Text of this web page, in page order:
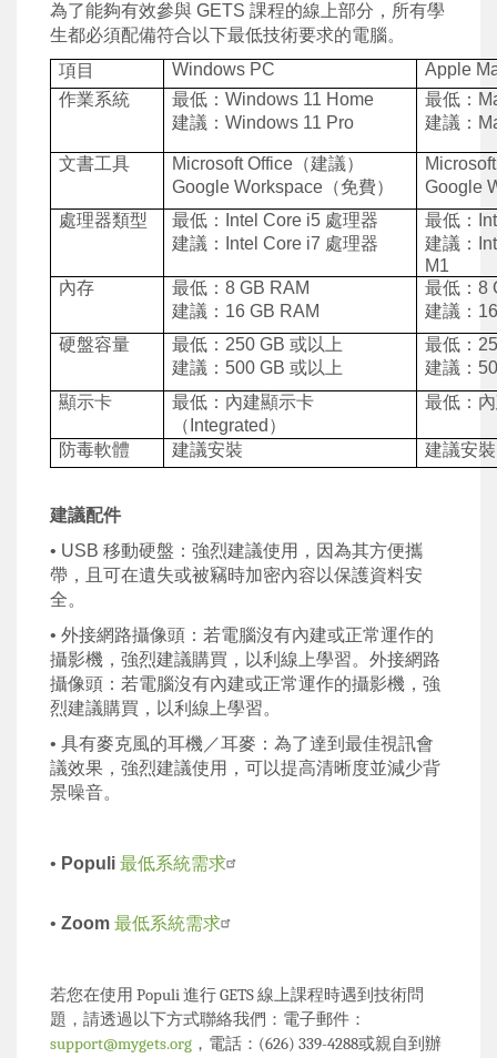
為了能夠有效參與 GETS 課程的線上部分，所有學
生都必須配備符合以下最低技術要求的電腦。
項目
Windows PC
Apple
作業系統
最低：Windows 11 Home
建議：Windows 11 Pro
最低：
建議：
文書工具 Microsoft Office （建議）
Google Workspace （免費）
Google
處理器類型
最低： Intel Core i5 處理器
建議：
Intel Core i7 處理器
最低：
建議：
M1
內存
最低：8 GB RAM
建議： 16 GB RAM
最低：8
建議：
硬盤容量
最低： 250 GB或以上
建議： 500 GB或以上
最低：
建議：
顯示卡
最低：內建顯示卡
（ Integrated ）
最低：
防毒軟體 建議安裝 建議安裝
建議配件
• USB 移動硬盤：強烈建議使用，因為其方便攜
帶，且可在遺失或被竊時加密內容以保護資料安
全。
• 外接網路攝像頭：若電腦沒有內建或正常運作的
攝影機，強烈建議購買，以利線上學習。 外接網路
攝像頭：若電腦沒有內建或正常運作的攝影機，強
烈建議購買，以利線上學習。
• 具有麥克風的耳機／耳麥：為了達到最佳視訊會
議效果，強烈建議使用，可以提高清晰度並減少背
景噪音。
• Populi 最低系統需求
• Zoom 最低系統需求
若您在使用 Populi進行GETS線上課程時遇到技術問
題，請透過以下方式聯絡我們：電子郵件：
support@mygets.org ，電話： (626) 339-4288或親自到辦